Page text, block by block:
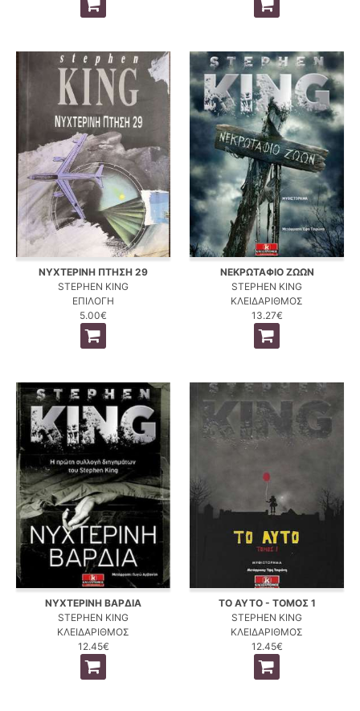
ΝΥΧΤΕΡΙΝΗ ΠΤΗΣΗ 29
STEPHEN KING
ΕΠΙΛΟΓΗ
5.00€
ΝΕΚΡΩΤΑΦΙΟ ΖΩΩΝ
STEPHEN KING
ΚΛΕΙΔΑΡΙΘΜΟΣ
13.27€
ΝΥΧΤΕΡΙΝΗ ΒΑΡΔΙΑ
STEPHEN KING
ΚΛΕΙΔΑΡΙΘΜΟΣ
12.45€
ΤΟ ΑΥΤΟ - ΤΟΜΟΣ 1
STEPHEN KING
ΚΛΕΙΔΑΡΙΘΜΟΣ
12.45€